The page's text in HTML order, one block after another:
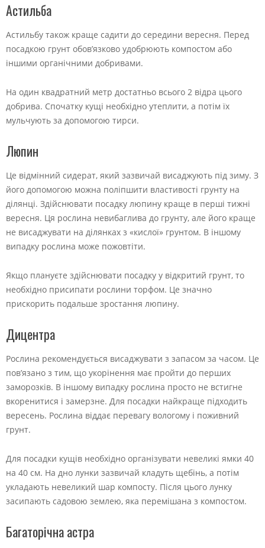
Астильба
Астильбу також краще садити до середини вересня. Перед
посадкою грунт обов’язково удобрюють компостом або
іншими органічними добривами.
На один квадратний метр достатньо всього 2 відра цього
добрива. Спочатку кущі необхідно утеплити, а потім їх
мульчують за допомогою тирси.
Люпин
Це відмінний сидерат, який зазвичай висаджують під зиму. З
його допомогою можна поліпшити властивості грунту на
ділянці. Здійснювати посадку люпину краще в перші тижні
вересня. Ця рослина невибаглива до грунту, але його краще
не висаджувати на ділянках з «кислої» грунтом. В іншому
випадку рослина може пожовтіти.
Якщо плануєте здійснювати посадку у відкритий грунт, то
необхідно присипати рослини торфом. Це значно
прискорить подальше зростання люпину.
Дицентра
Рослина рекомендується висаджувати з запасом за часом. Це
пов’язано з тим, що укорінення має пройти до перших
заморозків. В іншому випадку рослина просто не встигне
вкоренитися і замерзне. Для посадки найкраще підходить
вересень. Рослина віддає перевагу вологому і поживний
грунт.
Для посадки кущів необхідно організувати невеликі ямки 40
на 40 см. На дно лунки зазвичай кладуть щебінь, а потім
укладають невеликий шар компосту. Після цього лунку
засипають садовою землею, яка перемішана з компостом.
Багаторічна астра